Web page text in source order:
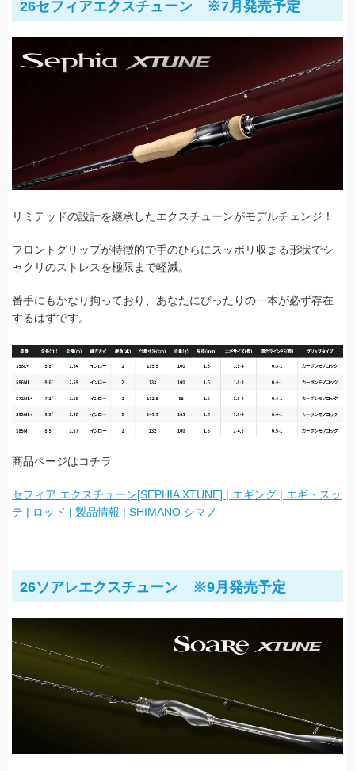
26セフィアエクスチューン ※7月発売予定
リミテッドの設計を継承したエクスチューンがモデルチェンジ！
フロントグリップが特徴的で手のひらにスッポリ収まる形状でシ
ャクリのストレスを極限まで軽減。
番手にもかなり拘っており、あなたにぴったりの一本が必ず存在
するはずです。
商品ページはコチラ
セフィア エクスチューン[SEPHIA XTUNE] | エギング | エギ・スッ
テ | ロッド | 製品情報 | SHIMANO シマノ
26ソアレエクスチューン ※9月発売予定